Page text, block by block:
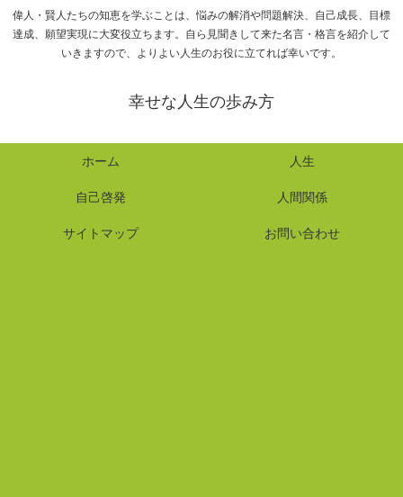
偉人・賢人たちの知恵を学ぶことは、悩みの解消や問題解決、自己成長、目標
達成、願望実現に大変役立ちます。自ら見聞きして来た名言・格言を紹介して
いきますので、よりよい人生のお役に立てれば幸いです。
幸せな人生の歩み方
ホーム 人生
自己啓発 人間関係
サイトマップ お問い合わせ